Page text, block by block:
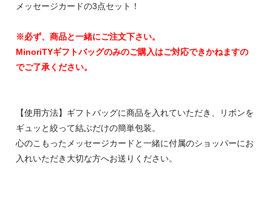
メッセージカードの3点セット！
※必ず、商品と一緒にご注文下さい。
MinoriTYギフトバッグのみのご購入はご対応できかねますの
でご了承ください。
【使用方法】ギフトバッグに商品を入れていただき、リボンを
ギュッと絞って結ぶだけの簡単包装。
心のこもったメッセージカードと一緒に付属のショッパーにお
入れいただき大切な方へお送りください。